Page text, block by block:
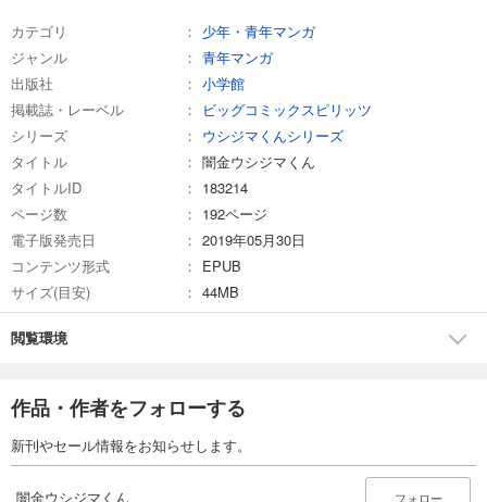
カテゴリ
少年・青年マンガ
ジャンル
青年マンガ
出版社
小学館
掲載誌・レーベル
ビッグコミックスピリッツ
シリーズ
ウシジマくんシリーズ
タイトル
闇金ウシジマくん
タイトルID
183214
ページ数
192ページ
電子版発売日
2019年05月30日
コンテンツ形式
EPUB
サイズ(目安)
44MB
閲覧環境
作品・作者をフォローする
新刊やセール情報をお知らせします。
闇金ウシジマくん フォロー